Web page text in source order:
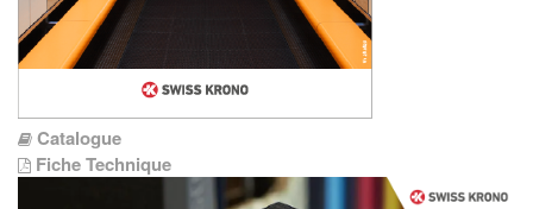
Catalogue
Fiche Technique